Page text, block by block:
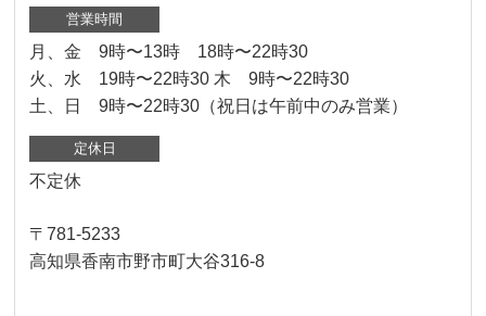
営業時間
月、金 9時〜13時 18時〜22時30
火、水 19時〜22時30 木 9時〜22時30
土、日 9時〜22時30（祝日は午前中のみ営業）
定休日
不定休
〒781-5233
高知県香南市野市町大谷316-8